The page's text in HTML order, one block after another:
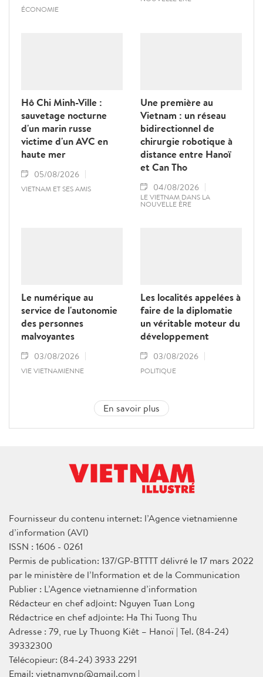
ÉCONOMIE
Hô Chi Minh-Ville :
sauvetage nocturne
d'un marin russe
victime d'un AVC en
haute mer
05/08/2026
VIETNAM ET SES AMIS
Une première au
Vietnam : un réseau
bidirectionnel de
chirurgie robotique à
distance entre Hanoï
et Can Tho
04/08/2026
LE VIETNAM DANS LA
NOUVELLE ÈRE
Le numérique au
service de l'autonomie
des personnes
malvoyantes
03/08/2026
VIE VIETNAMIENNE
Les localités appelées à
faire de la diplomatie
un véritable moteur du
développement
03/08/2026
POLITIQUE
En savoir plus
Fournisseur du contenu internet: l’Agence vietnamienne
d’information (AVI)
ISSN : 1606 - 0261
Permis de publication: 137/GP-BTTTT délivré le 17 mars 2022
par le ministère de l’Information et de la Communication
Publier : L’Agence vietnamienne d’information
Rédacteur en chef adjoint: Nguyen Tuan Long
Rédactrice en chef adjointe: Ha Thi Tuong Thu
Adresse : 79, rue Ly Thuong Kiêt – Hanoï | Tel. (84-24)
39332300
Télécopieur: (84-24) 3933 2291
Email: vietnamvnp@gmail.com |